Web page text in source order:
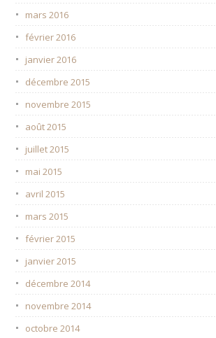
mars 2016
février 2016
janvier 2016
décembre 2015
novembre 2015
août 2015
juillet 2015
mai 2015
avril 2015
mars 2015
février 2015
janvier 2015
décembre 2014
novembre 2014
octobre 2014